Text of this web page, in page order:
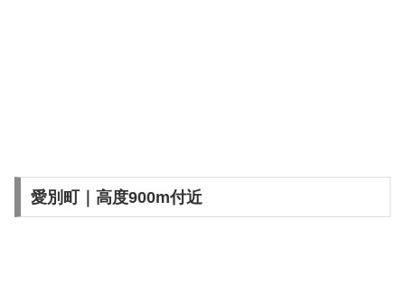
愛別町｜高度900m付近